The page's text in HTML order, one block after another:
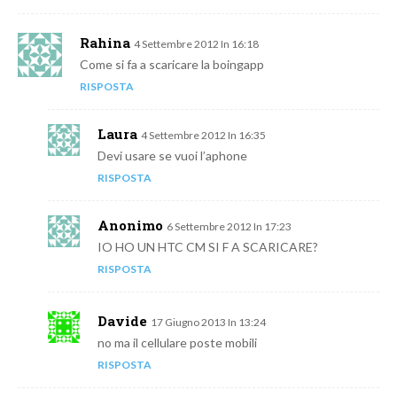
Rahina 4 Settembre 2012 In 16:18
Come si fa a scaricare la boingapp
RISPOSTA
Laura 4 Settembre 2012 In 16:35
Devi usare se vuoi l’aphone
RISPOSTA
Anonimo 6 Settembre 2012 In 17:23
IO HO UN HTC CM SI F A SCARICARE?
RISPOSTA
Davide 17 Giugno 2013 In 13:24
no ma il cellulare poste mobili
RISPOSTA